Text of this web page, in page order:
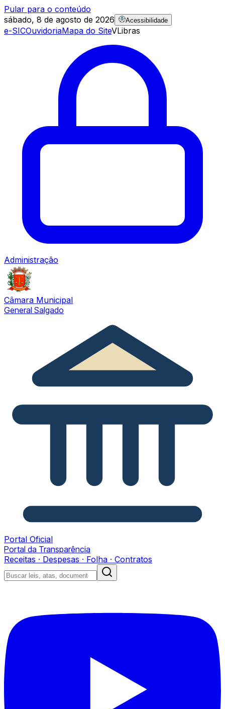
Pular para o conteúdo
sábado, 8 de agosto de 2026
Acessibilidade
e-SICOuvidoriaMapa do SiteVLibras
Administração
Câmara Municipal
General Salgado
Portal Oficial
Portal da Transparência
Receitas · Despesas · Folha · Contratos